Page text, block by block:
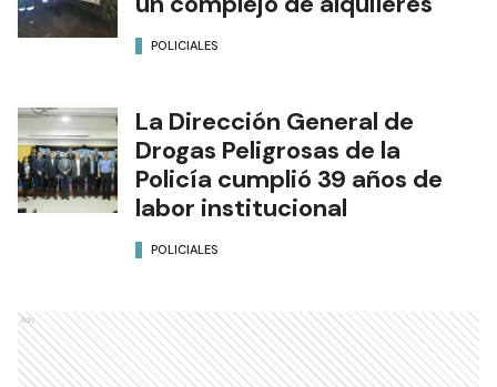
POLICIALES
La Dirección General de
Drogas Peligrosas de la
Policía cumplió 39 años de
labor institucional
POLICIALES
Ads